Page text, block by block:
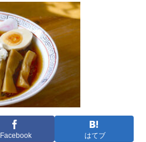
Facebook はてブ